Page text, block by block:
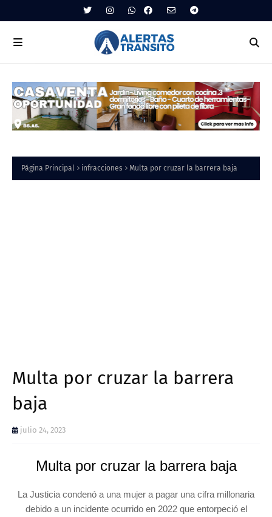
Página Principal infracciones Multa por cruzar la barrera baja
Multa por cruzar la barrera
baja
julio 24, 2023
Multa por cruzar la barrera baja
La Justicia condenó a una mujer a pagar una cifra millonaria
debido a un incidente ocurrido en 2022 que entorpeció el